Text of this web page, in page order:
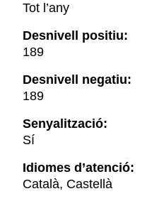
Tot l’any
Desnivell positiu:
189
Desnivell negatiu:
189
Senyalització:
Sí
Idiomes d’atenció:
Català, Castellà